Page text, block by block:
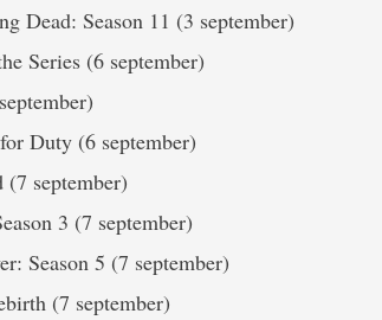
Dead: Season 11 (3 september)
Series (6 september)
Duty (6 september)
september)
3 (7 september)
Season 5 (7 september)
(7 september)